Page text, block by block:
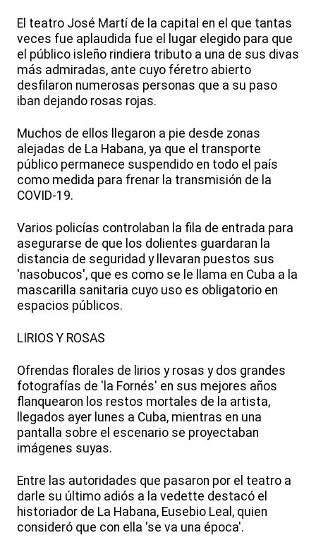
El teatro José Martí de la capital en el que tantas
veces fue aplaudida fue el lugar elegido para que
el público isleño rindiera tributo a una de sus divas
más admiradas, ante cuyo féretro abierto
desfilaron numerosas personas que a su paso
iban dejando rosas rojas.
Muchos de ellos llegaron a pie desde zonas
alejadas de La Habana, ya que el transporte
público permanece suspendido en todo el país
como medida para frenar la transmisión de la
COVID-19.
Varios policías controlaban la fila de entrada para
asegurarse de que los dolientes guardaran la
distancia de seguridad y llevaran puestos sus
'nasobucos', que es como se le llama en Cuba a la
mascarilla sanitaria cuyo uso es obligatorio en
espacios públicos.
LIRIOS Y ROSAS
Ofrendas florales de lirios y rosas y dos grandes
fotografías de 'la Fornés' en sus mejores años
flanquearon los restos mortales de la artista,
llegados ayer lunes a Cuba, mientras en una
pantalla sobre el escenario se proyectaban
imágenes suyas.
Entre las autoridades que pasaron por el teatro a
darle su último adiós a la vedette destacó el
historiador de La Habana, Eusebio Leal, quien
consideró que con ella 'se va una época'.